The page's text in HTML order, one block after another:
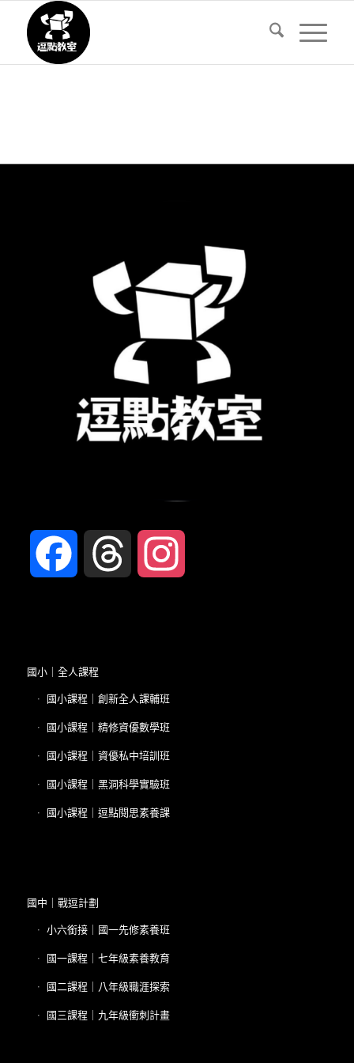
Facebook Threads
國小｜全人課程
國小課程｜創新全人課輔班
國小課程｜精修資優數學班
國小課程｜資優私中培訓班
國小課程｜黑洞科學實驗班
國小課程｜逗點閱思素養課
國中｜戰逗計劃
小六銜接｜國一先修素養班
國一課程｜七年級素養教育
國二課程｜八年級職涯探索
國三課程｜九年級衝刺計畫